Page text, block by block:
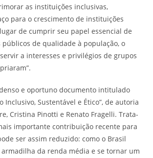
as instituições inclusivas,
para o crescimento de instituições
de cumprir seu papel essencial de
públicos de qualidade à população, o
a interesses e privilégios de grupos
e oportuno documento intitulado
Inclusivo, Sustentável e Ético”, de autoria
Cristina Pinotti e Renato Fragelli. Trata-
importante contribuição recente para
ser assim reduzido: como o Brasil
da renda média e se tornar um